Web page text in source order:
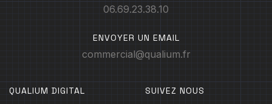
06.69.23.38.10
ENVOYER UN EMAIL
commercial@qualium.fr
QUALIUM DIGITAL SUIVEZ NOUS